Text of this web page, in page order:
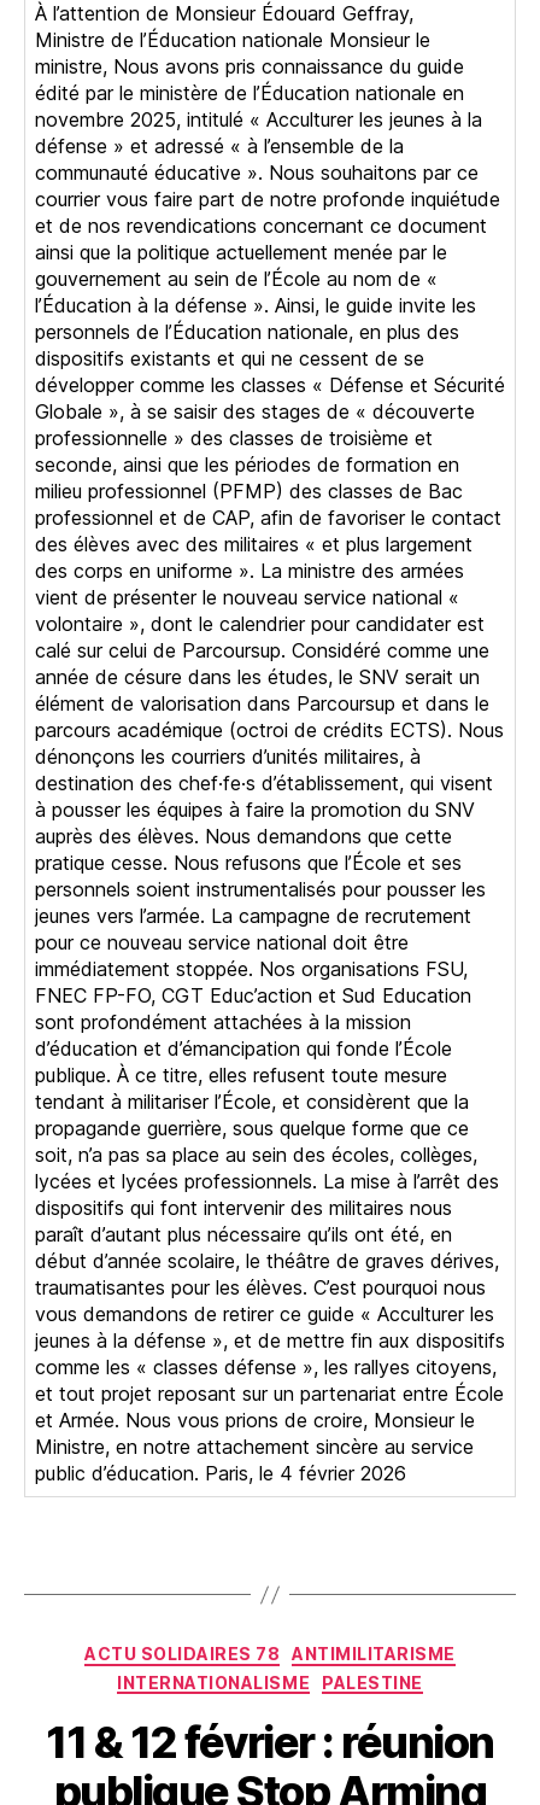
À l’attention de Monsieur Édouard Geffray,
Ministre de l’Éducation nationale Monsieur le
ministre, Nous avons pris connaissance du guide
édité par le ministère de l’Éducation nationale en
novembre 2025, intitulé « Acculturer les jeunes à la
défense » et adressé « à l’ensemble de la
communauté éducative ». Nous souhaitons par ce
courrier vous faire part de notre profonde inquiétude
et de nos revendications concernant ce document
ainsi que la politique actuellement menée par le
gouvernement au sein de l’École au nom de «
l’Éducation à la défense ». Ainsi, le guide invite les
personnels de l’Éducation nationale, en plus des
dispositifs existants et qui ne cessent de se
développer comme les classes « Défense et Sécurité
Globale », à se saisir des stages de « découverte
professionnelle » des classes de troisième et
seconde, ainsi que les périodes de formation en
milieu professionnel (PFMP) des classes de Bac
professionnel et de CAP, afin de favoriser le contact
des élèves avec des militaires « et plus largement
des corps en uniforme ». La ministre des armées
vient de présenter le nouveau service national «
volontaire », dont le calendrier pour candidater est
calé sur celui de Parcoursup. Considéré comme une
année de césure dans les études, le SNV serait un
élément de valorisation dans Parcoursup et dans le
parcours académique (octroi de crédits ECTS). Nous
dénonçons les courriers d’unités militaires, à
destination des chef·fe·s d’établissement, qui visent
à pousser les équipes à faire la promotion du SNV
auprès des élèves. Nous demandons que cette
pratique cesse. Nous refusons que l’École et ses
personnels soient instrumentalisés pour pousser les
jeunes vers l’armée. La campagne de recrutement
pour ce nouveau service national doit être
immédiatement stoppée. Nos organisations FSU,
FNEC FP-FO, CGT Educ’action et Sud Education
sont profondément attachées à la mission
d’éducation et d’émancipation qui fonde l’École
publique. À ce titre, elles refusent toute mesure
tendant à militariser l’École, et considèrent que la
propagande guerrière, sous quelque forme que ce
soit, n’a pas sa place au sein des écoles, collèges,
lycées et lycées professionnels. La mise à l’arrêt des
dispositifs qui font intervenir des militaires nous
paraît d’autant plus nécessaire qu’ils ont été, en
début d’année scolaire, le théâtre de graves dérives,
traumatisantes pour les élèves. C’est pourquoi nous
vous demandons de retirer ce guide « Acculturer les
jeunes à la défense », et de mettre fin aux dispositifs
comme les « classes défense », les rallyes citoyens,
et tout projet reposant sur un partenariat entre École
et Armée. Nous vous prions de croire, Monsieur le
Ministre, en notre attachement sincère au service
public d’éducation. Paris, le 4 février 2026
Catégories
ACTU SOLIDAIRES 78
ANTIMILITARISME
INTERNATIONALISME
PALESTINE
11 & 12 février : réunion
publique Stop Arming